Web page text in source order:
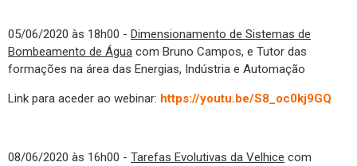
05/06/2020 às 18h00 - Dimensionamento de Sistemas de
Bombeamento de Água com Bruno Campos, e Tutor das
formações na área das Energias, Indústria e Automação
Link para aceder ao webinar: https://youtu.be/S8_oc0kj9GQ
08/06/2020 às 16h00 - Tarefas Evolutivas da Velhice com